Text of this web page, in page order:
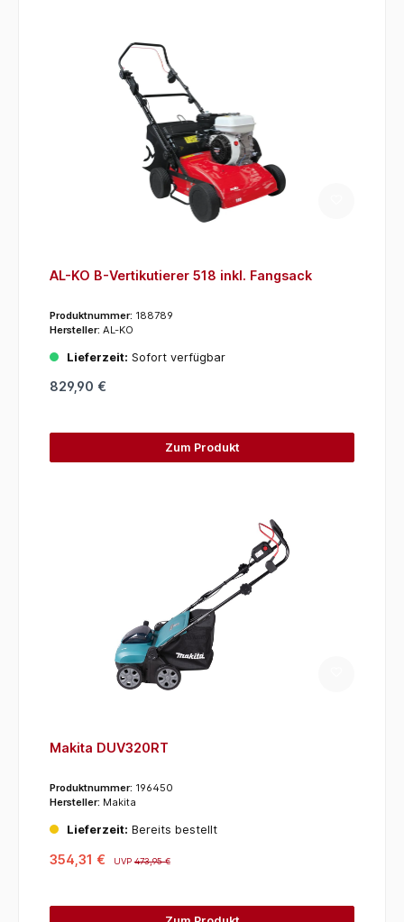
AL-KO B-Vertikutierer 518 inkl. Fangsack
Produktnummer: 188789
Hersteller: AL-KO
Lieferzeit: Sofort verfügbar
829,90 €
Zum Produkt
Makita DUV320RT
Produktnummer: 196450
Hersteller: Makita
Lieferzeit: Bereits bestellt
354,31 € UVP473,95 €